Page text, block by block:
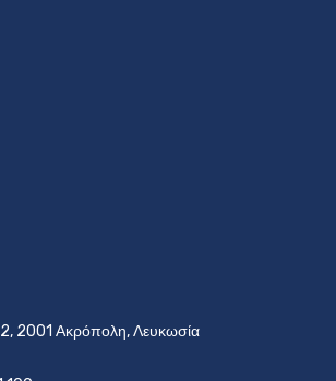
2001 Ακρόπολη, Λευκωσία